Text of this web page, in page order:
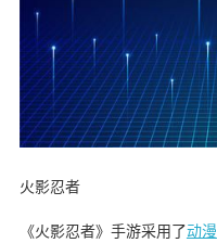
火影忍者
《火影忍者》手游采用了动漫